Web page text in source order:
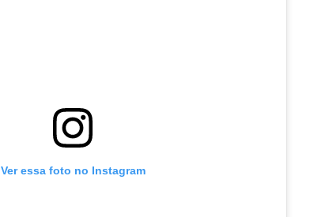
Ver essa foto no Instagram